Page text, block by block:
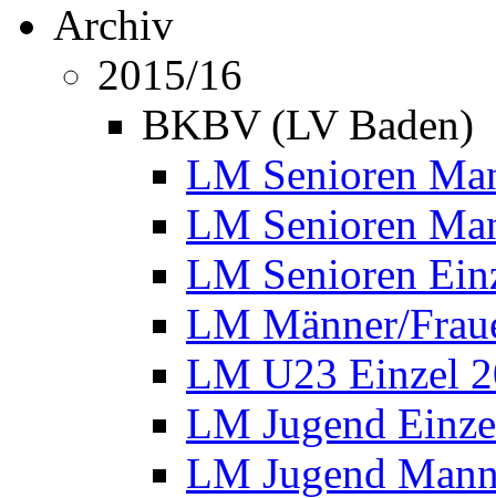
Archiv
2015/16
BKBV (LV Baden)
LM Senioren
LM Senioren
LM Senioren
LM Männer/
LM U23 Einzel
LM Jugend
LM Jugend